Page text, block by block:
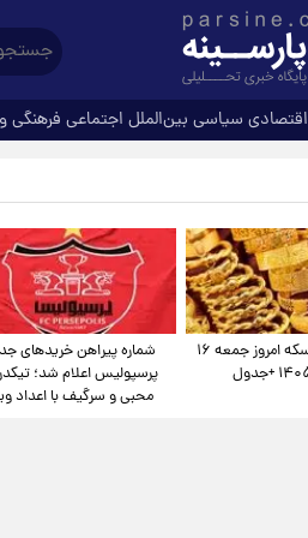
اقتصادی سیاسی بین‌الملل اجتماعی فرهنگی
قیمت طلا و سکه امروز جمعه ۱۶
شماره پیراهن خریدهای
پرسپولیس اعلام شد؛
محبی و سرگیف با اعداد